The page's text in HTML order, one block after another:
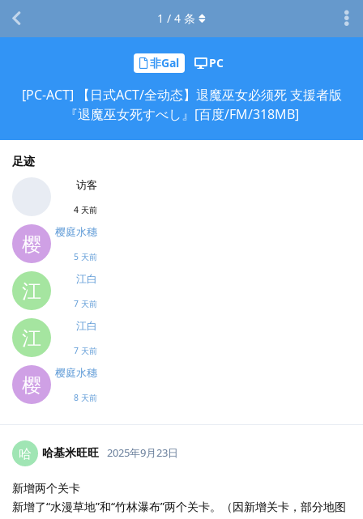
非Gal PC
[PC-ACT] 【日式ACT/全动态】退魔巫女必须死 支援者版
『退魔巫女死すべし』[百度/FM/318MB]
足迹
访客
4 天前
樱 樱庭水穗
5 天前
江 江白
7 天前
江 江白
7 天前
樱 樱庭水穗
8 天前
1 / 4 条
哈 哈基米旺旺 2025年9月23日
新增两个关卡
新增了“水漫草地”和“竹林瀑布”两个关卡。（因新增关卡，部分地图